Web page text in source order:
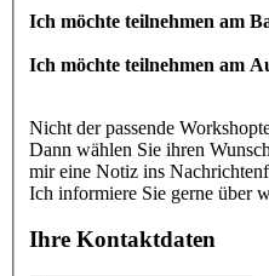
Ich möchte teilnehmen am
Ich möchte teilnehmen am
Nicht der passende
Dann wählen Sie ihren
mir eine Notiz ins
Ich informiere Sie gerne über
Ihre Kontaktdaten